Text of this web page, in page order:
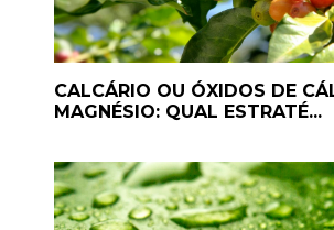
CALCÁRIO OU ÓXIDOS DE
MAGNÉSIO: QUAL ESTRATÉ...